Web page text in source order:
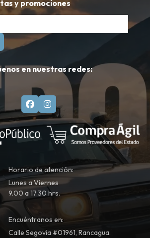
y promociones
en nuestras redes:
Horario de atención:
Lunes a Viernes
9.00 a 17.30 hrs.
Encuéntranos en:
Calle Segovia #01961, Rancagua.